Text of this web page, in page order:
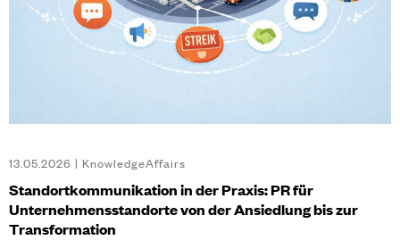
13.05.2026 | KnowledgeAffairs
Standortkommunikation in der Praxis: PR für
Unternehmensstandorte von der Ansiedlung bis zur
Transformation